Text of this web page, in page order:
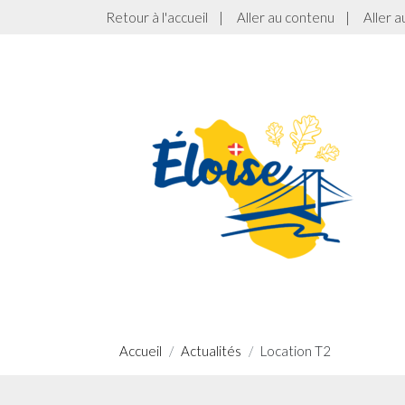
Retour à l'accueil | Aller au contenu | Aller
Accueil Actualités Location T2